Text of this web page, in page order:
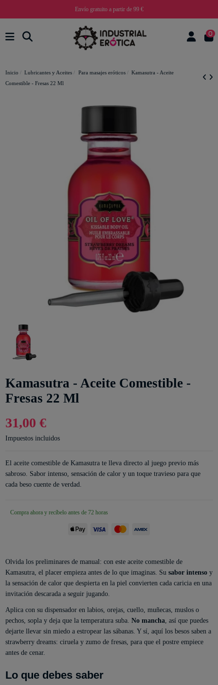
Envío gratuito a partir de 99 €
0
Inicio Lubricantes y Aceites Para masajes eróticos
Kamasutra - Aceite
Comestible - Fresas 22 Ml
Kamasutra - Aceite Comestible -
Fresas 22 Ml
31,00 €
Impuestos incluidos
El aceite comestible de Kamasutra te lleva directo al juego previo más
sabroso. Sabor intenso, sensación de calor y un toque travieso para que
cada beso cuente de verdad.
Compra ahora y recíbelo antes de 72 horas
Olvida los preliminares de manual: con este aceite comestible de
Kamasutra, el placer empieza antes de lo que imaginas. Su sabor intensoy
la sensación de calor que despierta en la piel convierten cada caricia en una
invitación descarada a seguir jugando.
Aplica con su dispensador en labios, orejas, cuello, muñecas, muslos o
pechos, sopla y deja que la temperatura suba. No mancha , así que puedes
dejarte llevar sin miedo a estropear las sábanas. Y sí, aquí los besos saben a
strawberry dreams: ciruela y zumo de fresas, para que el postre empiece
antes de cenar.
Lo que debes saber